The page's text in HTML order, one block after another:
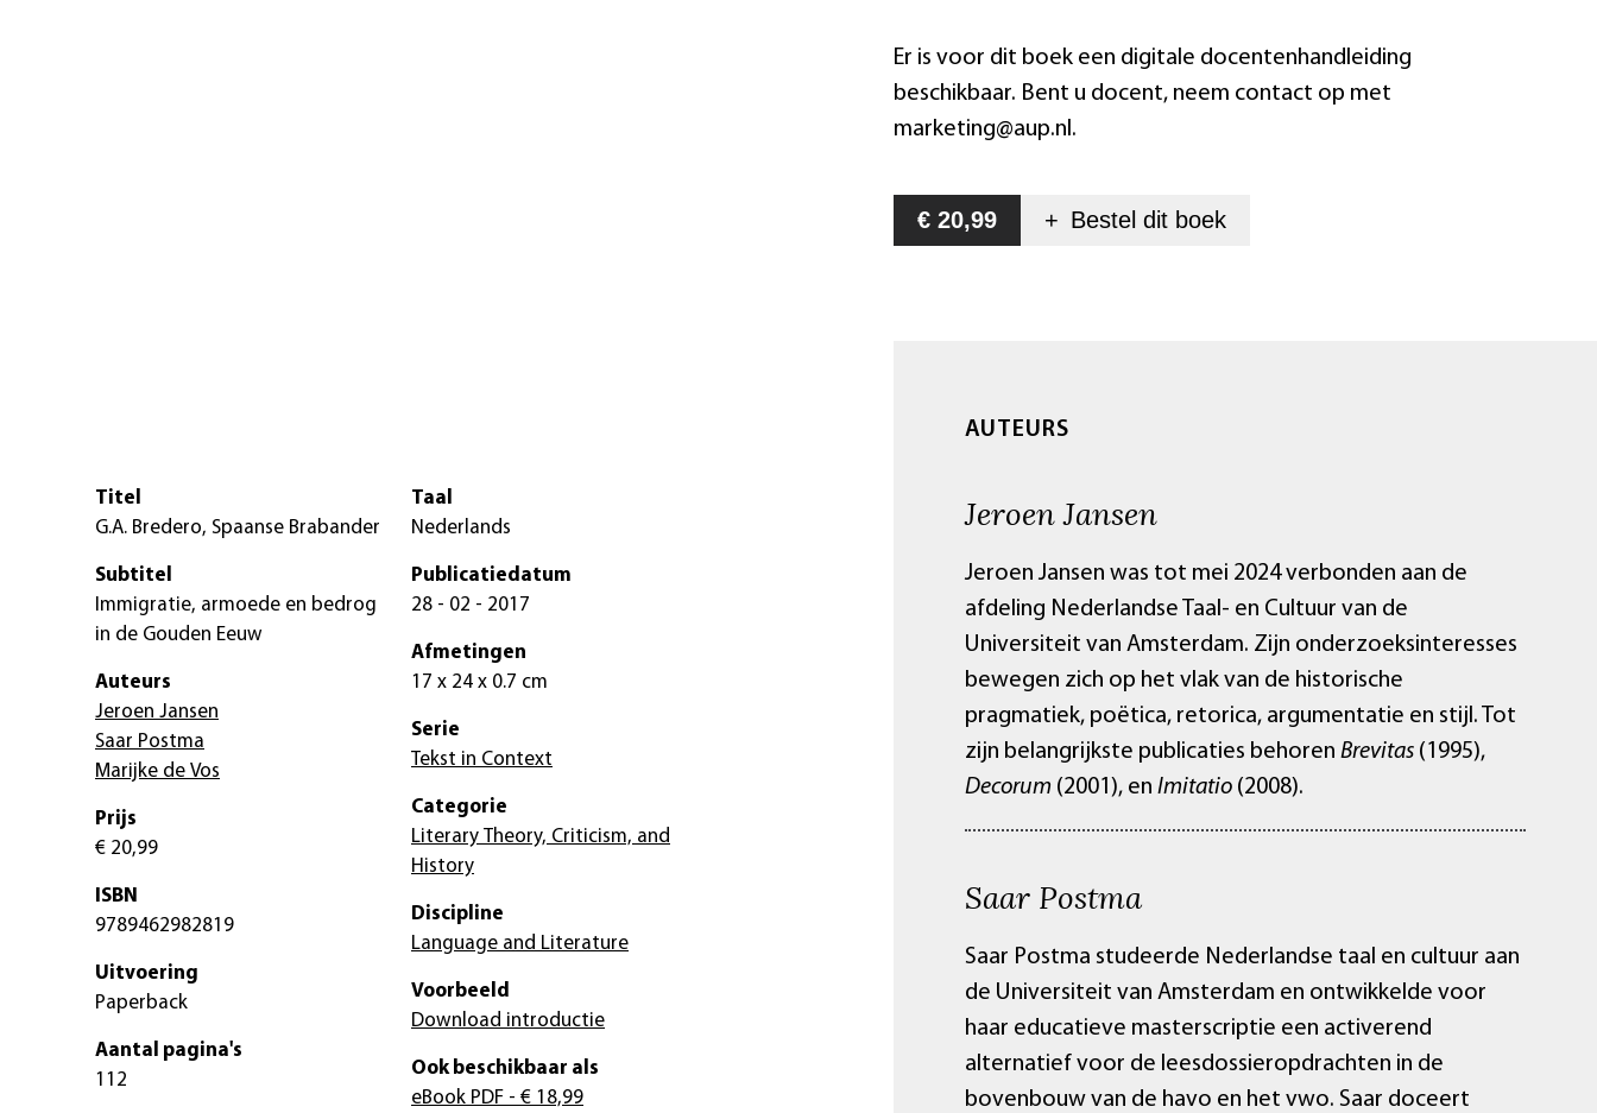
Er is voor dit boek een digitale docentenhandleiding
beschikbaar. Bent u docent, neem contact op met
marketing@aup.nl.
€ 20,99 + Bestel dit boek
AUTEURS
Jeroen Jansen
Jeroen Jansen was tot mei 2024 verbonden aan de
afdeling Nederlandse Taal- en Cultuur van de
Universiteit van Amsterdam. Zijn onderzoeksinteresses
bewegen zich op het vlak van de historische
pragmatiek, poëtica, retorica, argumentatie en stijl. Tot
zijn belangrijkste publicaties behoren Brevitas (1995),
Decorum (2001), en Imitatio (2008).
Saar Postma
Saar Postma studeerde Nederlandse taal en cultuur aan
de Universiteit van Amsterdam en ontwikkelde voor
haar educatieve masterscriptie een activerend
alternatief voor de leesdossieropdrachten in de
bovenbouw van de havo en het vwo. Saar doceert
Titel
G.A. Bredero, Spaanse Brabander
Subtitel
Immigratie, armoede en bedrog
in de Gouden Eeuw
Auteurs
Jeroen Jansen
Saar Postma
Marijke de Vos
Prijs
€ 20,99
ISBN
9789462982819
Uitvoering
Paperback
Aantal pagina's
112
Taal
Nederlands
Publicatiedatum
28 - 02 - 2017
Afmetingen
17 x 24 x 0.7 cm
Serie
Tekst in Context
Categorie
Literary Theory, Criticism, and
History
Discipline
Language and Literature
Voorbeeld
Download introductie
Ook beschikbaar als
eBook PDF - € 18,99